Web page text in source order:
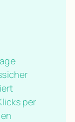
per